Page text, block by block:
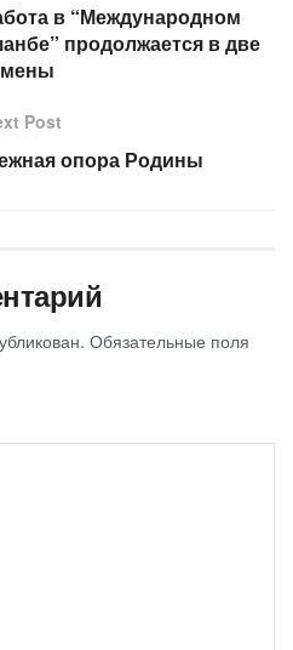
в “Международном
продолжается в две
Post
опора Родины
Обязательные поля